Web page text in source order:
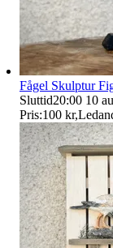
Fågel Skulptur
Sluttid20:00 10
Pris:100 kr,